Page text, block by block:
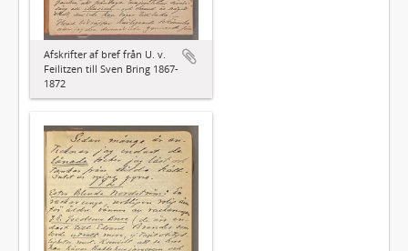
Afskrifter af bref från U. v.
Feilitzen till Sven Bring 1867-
1872